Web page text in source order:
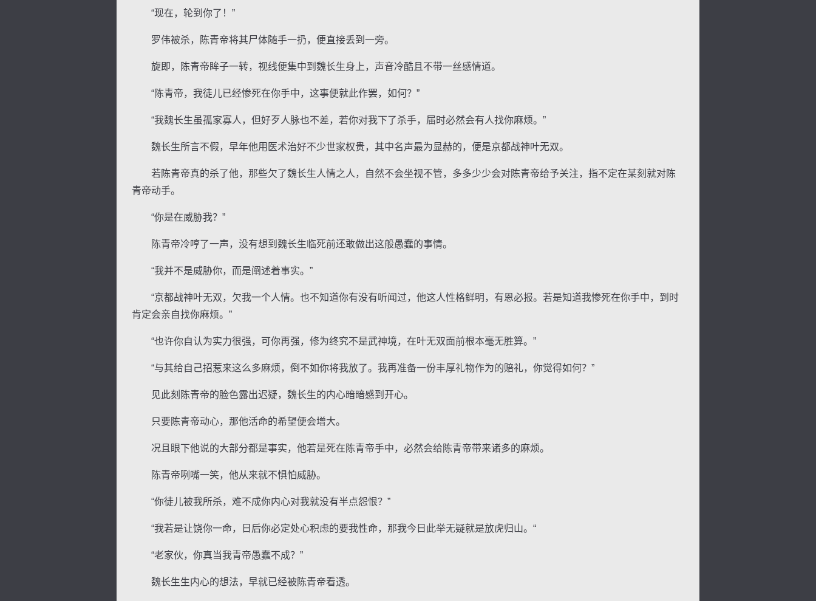
“现在，轮到你了！”
罗伟被杀，陈青帝将其尸体随手一扔，便直接丢到一旁。
旋即，陈青帝眸子一转，视线便集中到魏长生身上，声音冷酷且不带一丝感情道。
“陈青帝，我徒儿已经惨死在你手中，这事便就此作罢，如何？”
“我魏长生虽孤家寡人，但好歹人脉也不差，若你对我下了杀手，届时必然会有人找你麻烦。”
魏长生所言不假，早年他用医术治好不少世家权贵，其中名声最为显赫的，便是京都战神叶无双。
若陈青帝真的杀了他，那些欠了魏长生人情之人，自然不会坐视不管，多多少少会对陈青帝给予关注，指不定在某刻就对陈
青帝动手。
“你是在威胁我？”
陈青帝冷哼了一声，没有想到魏长生临死前还敢做出这般愚蠢的事情。
“我并不是威胁你，而是阐述着事实。”
“京都战神叶无双，欠我一个人情。也不知道你有没有听闻过，他这人性格鲜明，有恩必报。若是知道我惨死在你手中，到时
肯定会亲自找你麻烦。”
“也许你自认为实力很强，可你再强，修为终究不是武神境，在叶无双面前根本毫无胜算。”
“与其给自己招惹来这么多麻烦，倒不如你将我放了。我再准备一份丰厚礼物作为的赔礼，你觉得如何？”
见此刻陈青帝的脸色露出迟疑，魏长生的内心暗暗感到开心。
只要陈青帝动心，那他活命的希望便会增大。
况且眼下他说的大部分都是事实，他若是死在陈青帝手中，必然会给陈青帝带来诸多的麻烦。
陈青帝咧嘴一笑，他从来就不惧怕威胁。
“你徒儿被我所杀，难不成你内心对我就没有半点怨恨？”
“我若是让饶你一命，日后你必定处心积虑的要我性命，那我今日此举无疑就是放虎归山。“
“老家伙，你真当我青帝愚蠢不成？”
魏长生生内心的想法，早就已经被陈青帝看透。